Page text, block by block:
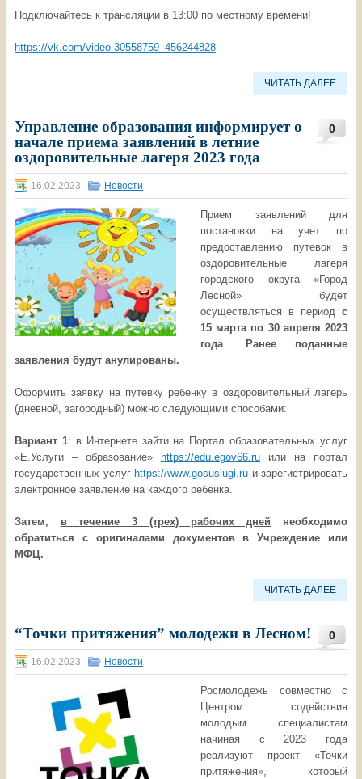
Подключайтесь к трансляции в 13:00 по местному времени!
https://vk.com/video-30558759_456244828
ЧИТАТЬ ДАЛЕЕ
0
Управление образования информирует о
начале приема заявлений в летние
оздоровительные лагеря 2023 года
16.02.2023 Новости
Прием заявлений для
постановки на учет по
предоставлению путевок в
оздоровительные лагеря
городского округа «Город
Лесной» будет
осуществляться в период с
15 марта по 30 апреля 2023
года.
Ранее поданные
заявления будут анулированы.
Оформить заявку на путевку ребенку в оздоровительный лагерь
(дневной, загородный) можно следующими способами:
Вариант 1: в Интернете зайти на Портал образовательных услуг
«Е.Услуги – образование»
https://edu.egov66.ru или на портал
государственных услуг https://www.gosuslugi.ru и зарегистрировать
электронное заявление на каждого ребенка.
Затем, в течение 3 (трех) рабочих дней необходимо
обратиться с оригиналами документов в Учреждение или
МФЦ.
ЧИТАТЬ ДАЛЕЕ
0
“Точки притяжения” молодежи в Лесном!
16.02.2023 Новости
Росмолодежь совместно с
Центром содействия
молодым специалистам
начиная с 2023 года
реализуют проект «Точки
притяжения», который